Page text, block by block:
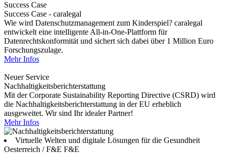
Success Case
Success Case - caralegal
Wie wird Datenschutzmanagement zum Kinderspiel? caralegal
entwickelt eine intelligente All-in-One-Plattform für
Datenrechtskonformität und sichert sich dabei über 1 Million Euro
Forschungszulage.
Mehr Infos
Neuer Service
Nachhaltigkeitsberichterstattung
Mit der Corporate Sustainability Reporting Directive (CSRD) wird
die Nachhaltigkeitsberichterstattung in der EU erheblich
ausgeweitet. Wir sind Ihr idealer Partner!
Mehr Infos
Virtuelle Welten und digitale Lösungen für die Gesundheit
Oesterreich / F&E F&E